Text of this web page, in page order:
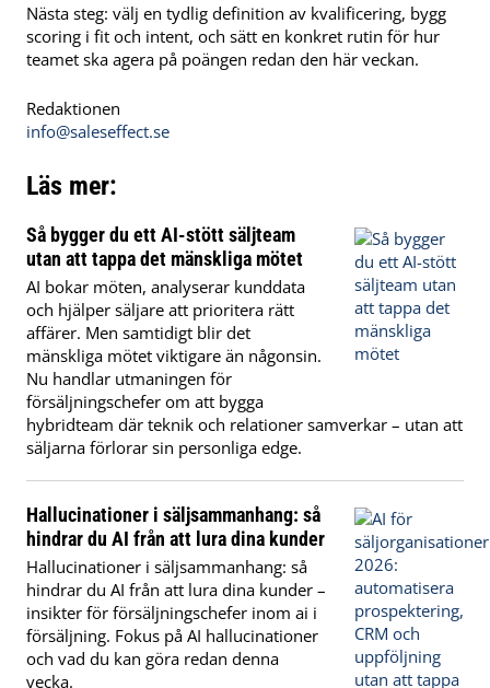
Nästa steg: välj en tydlig definition av kvalificering, bygg
scoring i fit och intent, och sätt en konkret rutin för hur
teamet ska agera på poängen redan den här veckan.
Redaktionen
info@saleseffect.se
Läs mer:
Så bygger du ett AI-stött säljteam
utan att tappa det mänskliga mötet
AI bokar möten, analyserar kunddata
och hjälper säljare att prioritera rätt
affärer. Men samtidigt blir det
mänskliga mötet viktigare än någonsin.
Nu handlar utmaningen för
försäljningschefer om att bygga
hybridteam där teknik och relationer samverkar – utan att
säljarna förlorar sin personliga edge.
Hallucinationer i säljsammanhang: så
hindrar du AI från att lura dina kunder
Hallucinationer i säljsammanhang: så
hindrar du AI från att lura dina kunder –
insikter för försäljningschefer inom ai i
försäljning. Fokus på AI hallucinationer
och vad du kan göra redan denna
vecka.